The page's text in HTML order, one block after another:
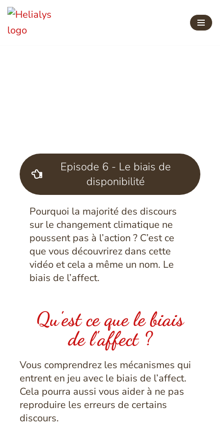
Aller
Episode 6 - Le biais de
disponibilité
Pourquoi la majorité des discours
sur le changement climatique ne
poussent pas à l’action ? C’est ce
que vous découvrirez dans cette
vidéo et cela a même un nom. Le
biais de l’affect.
Qu'est ce que le biais
de l'affect ?
Vous comprendrez les mécanismes qui
entrent en jeu avec le biais de l’affect.
Cela pourra aussi vous aider à ne pas
reproduire les erreurs de certains
discours.